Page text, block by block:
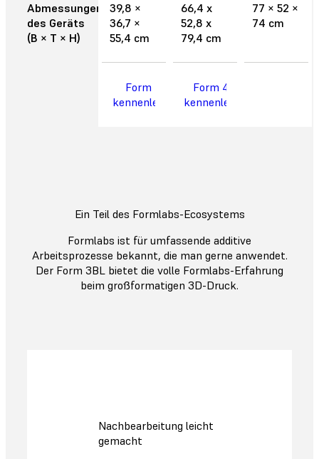
Abmessungen
des Geräts
(B × T × H)
39,8 ×
36,7 ×
55,4 cm
66,4 x
52,8 x
79,4 cm
77 × 52 ×
74 cm
Form 4B
kennenlernen
Form 4BL
kennenlernen
Ein Teil des Formlabs-Ecosystems
Formlabs ist für umfassende additive
Arbeitsprozesse bekannt, die man gerne anwendet.
Der Form 3BL bietet die volle Formlabs-Erfahrung
beim großformatigen 3D-Druck.
Nachbearbeitung leicht
gemacht